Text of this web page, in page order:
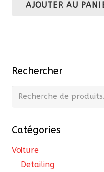
initial
AJOUTER AU
Rechercher
Recherche
Catégories
Voiture
Detailing